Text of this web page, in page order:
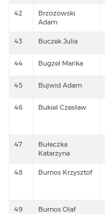
42
Brzozowski
Adam
43 Buczek Julia
44 Bugzel Marika
45 Bujwid Adam
46 Bukiel Czesław
47
Bułeczka
Katarzyna
48 Burnos Krzysztof
49 Burnos Olaf